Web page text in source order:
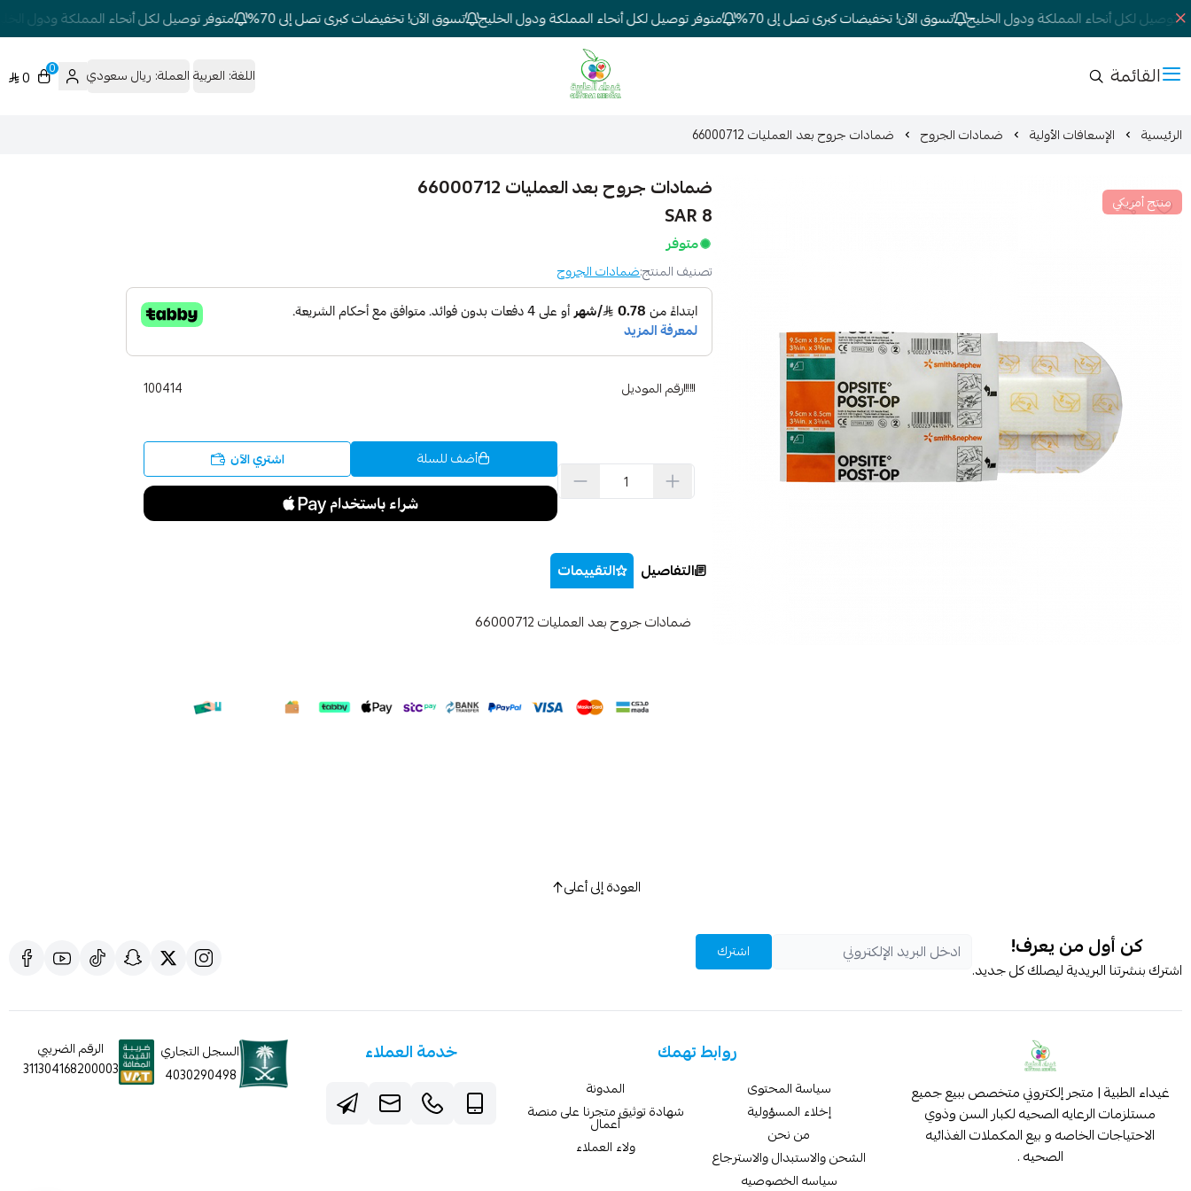
توصيل لكل أنحاء المملكة ودول الخليج تسوق الآن! تخفيضات كبرى تصل إلى 70% متوفر توصيل لكل أنحاء المملكة ودول الخليج تسوق الآن! تخفيضات كبرى تصل إلى 70% متوفر توصيل لكل أنحاء المملكة ودول الخليج
القائمة شركة غيداء المتطورة الطبية اللغة: العربيةالعملة: ريال سعودي 0
0
الرئيسية الإسعافات الأولية ضمادات الجروح ضمادات جروح بعد العمليات 66000712
منتج أمريكي
ضمادات جروح بعد العمليات 66000712
8 SAR
متوفر
تصنيف المنتج:ضمادات الجروح
رقم الموديل 100414
أضف للسلة اشتري الآن
التفاصيل التقييمات
ضمادات جروح بعد العمليات 66000712
العودة إلى أعلى
كن أول من يعرف!
اشترك بنشرتنا البريدية ليصلك كل جديد.
اشترك
غيداء الطبية | متجر إلكتروني متخصص ببيع جميع
مستلزمات الرعايه الصحيه لكبار السن وذوي
الاحتياجات الخاصه و بيع المكملات الغذائيه
الصحيه .
روابط تهمك
سياسة المحتوى
إخلاء المسؤولية
من نحن
الشحن والاستبدال والاسترجاع
سياسه الخصوصيه
المدونة
شهادة توثيق متجرنا على منصة
أعمال
ولاء العملاء
خدمة العملاء
السجل التجاري
4030290498
الرقم الضريبي
311304168200003